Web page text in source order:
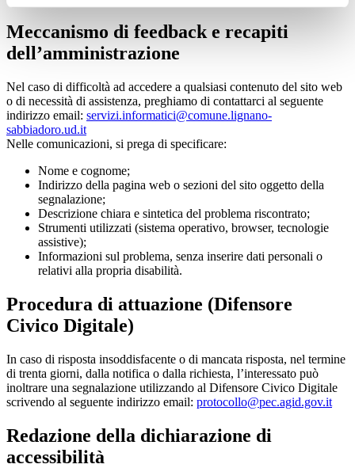
Meccanismo di feedback e recapiti
dell’amministrazione
Nel caso di difficoltà ad accedere a qualsiasi contenuto del sito web
o di necessità di assistenza, preghiamo di contattarci al seguente
indirizzo email: servizi.informatici@comune.lignano-
sabbiadoro.ud.it
Nelle comunicazioni, si prega di specificare:
Nome e cognome;
Indirizzo della pagina web o sezioni del sito oggetto della
segnalazione;
Descrizione chiara e sintetica del problema riscontrato;
Strumenti utilizzati (sistema operativo, browser, tecnologie
assistive);
Informazioni sul problema, senza inserire dati personali o
relativi alla propria disabilità.
Procedura di attuazione (Difensore
Civico Digitale)
In caso di risposta insoddisfacente o di mancata risposta, nel termine
di trenta giorni, dalla notifica o dalla richiesta, l’interessato può
inoltrare una segnalazione utilizzando al Difensore Civico Digitale
scrivendo al seguente indirizzo email: protocollo@pec.agid.gov.it
Redazione della dichiarazione di
accessibilità